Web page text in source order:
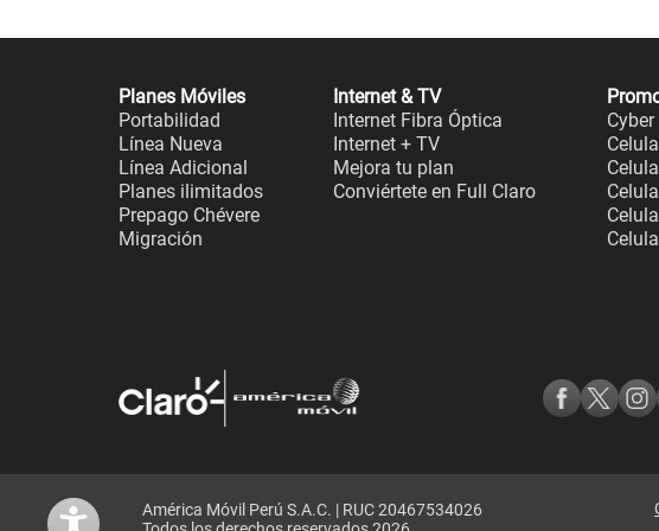
Planes Móviles
Portabilidad
Línea Nueva
Línea Adicional
Planes ilimitados
Prepago Chévere
Migración
Internet & TV
Internet Fibra Óptica
Internet + TV
Mejora tu plan
Conviértete en Full Claro
Cyber
América Móvil Perú S.A.C. | RUC 20467534026